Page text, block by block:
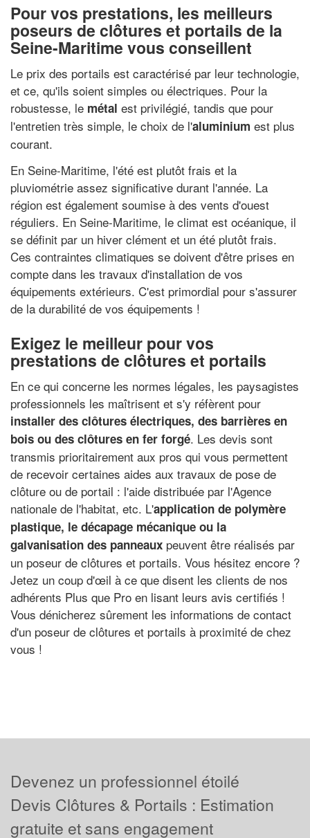
Pour vos prestations, les meilleurs
poseurs de clôtures et portails de la
Seine-Maritime vous conseillent
Le prix des portails est caractérisé par leur technologie,
et ce, qu'ils soient simples ou électriques. Pour la
robustesse, le métal est privilégié, tandis que pour
l'entretien très simple, le choix de l'aluminium est plus
courant.
En Seine-Maritime, l'été est plutôt frais et la
pluviométrie assez significative durant l'année. La
région est également soumise à des vents d'ouest
réguliers. En Seine-Maritime, le climat est océanique, il
se définit par un hiver clément et un été plutôt frais.
Ces contraintes climatiques se doivent d'être prises en
compte dans les travaux d'installation de vos
équipements extérieurs. C'est primordial pour s'assurer
de la durabilité de vos équipements !
Exigez le meilleur pour vos
prestations de clôtures et portails
En ce qui concerne les normes légales, les paysagistes
professionnels les maîtrisent et s'y réfèrent pour
installer des clôtures électriques, des barrières en
bois ou des clôtures en fer forgé. Les devis sont
transmis prioritairement aux pros qui vous permettent
de recevoir certaines aides aux travaux de pose de
clôture ou de portail : l'aide distribuée par l'Agence
nationale de l'habitat, etc. L'application de polymère
plastique, le décapage mécanique ou la
galvanisation des panneaux peuvent être réalisés par
un poseur de clôtures et portails. Vous hésitez encore ?
Jetez un coup d'œil à ce que disent les clients de nos
adhérents Plus que Pro en lisant leurs avis certifiés !
Vous dénicherez sûrement les informations de contact
d'un poseur de clôtures et portails à proximité de chez
vous !
Devenez un professionnel étoilé
Devis Clôtures & Portails : Estimation
gratuite et sans engagement